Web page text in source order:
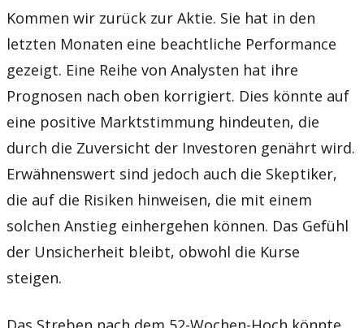
Kommen wir zurück zur Aktie. Sie hat in den
letzten Monaten eine beachtliche Performance
gezeigt. Eine Reihe von Analysten hat ihre
Prognosen nach oben korrigiert. Dies könnte auf
eine positive Marktstimmung hindeuten, die
durch die Zuversicht der Investoren genährt wird.
Erwähnenswert sind jedoch auch die Skeptiker,
die auf die Risiken hinweisen, die mit einem
solchen Anstieg einhergehen können. Das Gefühl
der Unsicherheit bleibt, obwohl die Kurse
steigen.